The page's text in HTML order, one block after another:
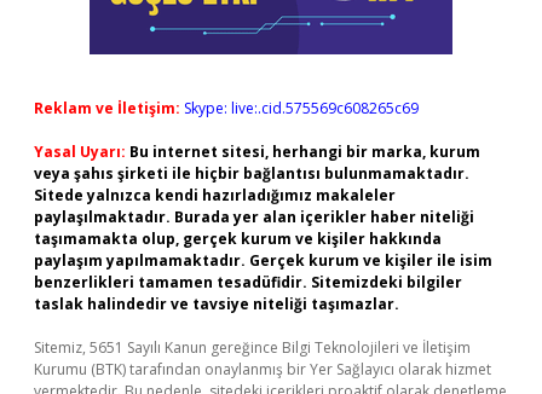
Reklam ve İletişim: Skype: live:.cid.575569c608265c69
Yasal Uyarı: Bu internet sitesi, herhangi bir marka, kurum
veya şahıs şirketi ile hiçbir bağlantısı bulunmamaktadır.
Sitede yalnızca kendi hazırladığımız makaleler
paylaşılmaktadır. Burada yer alan içerikler haber niteliği
taşımamakta olup, gerçek kurum ve kişiler hakkında
paylaşım yapılmamaktadır. Gerçek kurum ve kişiler ile isim
benzerlikleri tamamen tesadüfidir. Sitemizdeki bilgiler
taslak halindedir ve tavsiye niteliği taşımazlar.
Sitemiz, 5651 Sayılı Kanun gereğince Bilgi Teknolojileri ve İletişim
Kurumu (BTK) tarafından onaylanmış bir Yer Sağlayıcı olarak hizmet